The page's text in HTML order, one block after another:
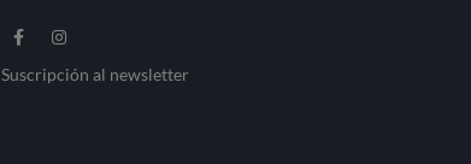
Suscripción al newsletter